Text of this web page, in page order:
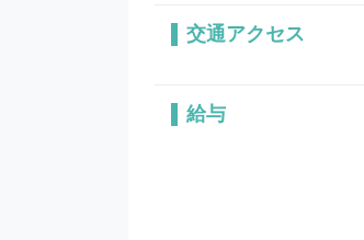
交通アクセス
給与